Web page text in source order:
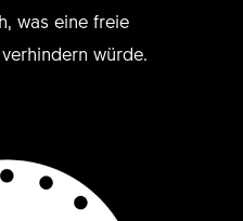
was eine freie
würde.